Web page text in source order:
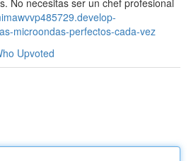
No necesitas ser un chef profesional
microondas-perfectos-cada-vez
Upvoted